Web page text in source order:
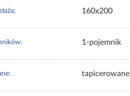
160x200
1-pojemnik
tapicerowane